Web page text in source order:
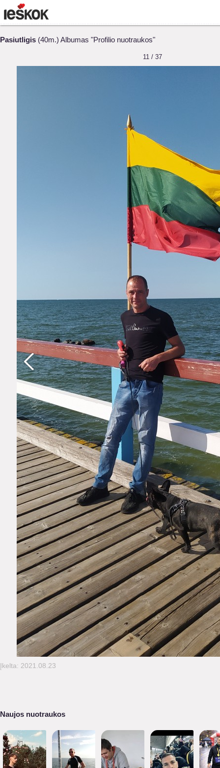
Pasiutligis (40m.) Albumas "Profilio nuotraukos"
11 / 37
Įkelta: 2021.08.23
Naujos nuotraukos